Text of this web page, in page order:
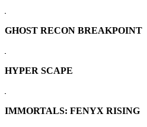
GHOST RECON BREAKPOINT
HYPER SCAPE
IMMORTALS: FENYX RISING